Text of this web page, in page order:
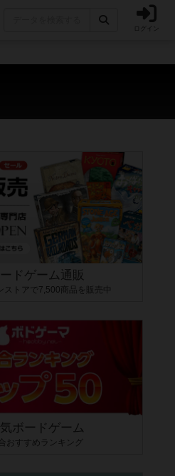
ログイン
ール説明時間は含まれていないため、初めて
海賊同士の対決など、ゲームコンセプトを絞
能です。例えば「ダイスロール」はランダ
ドゲーム通販
ストアで7,500商品を販売中
ボードゲーム
おすすめランキング